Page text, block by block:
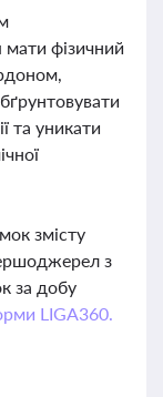
фізичний
та уникати
змісту
з
за добу
LIGA360.